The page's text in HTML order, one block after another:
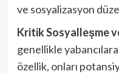
ve sosyalizasyon
Kritik Sosyalleşme
genellikle
özellik, onları